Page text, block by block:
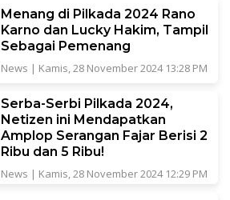
Menang di Pilkada 2024 Rano
Karno dan Lucky Hakim, Tampil
Sebagai Pemenang
News | Kamis, 28 November 2024 13:28 PM
Serba-Serbi Pilkada 2024,
Netizen ini Mendapatkan
Amplop Serangan Fajar Berisi 2
Ribu dan 5 Ribu!
News | Kamis, 28 November 2024 12:29 PM